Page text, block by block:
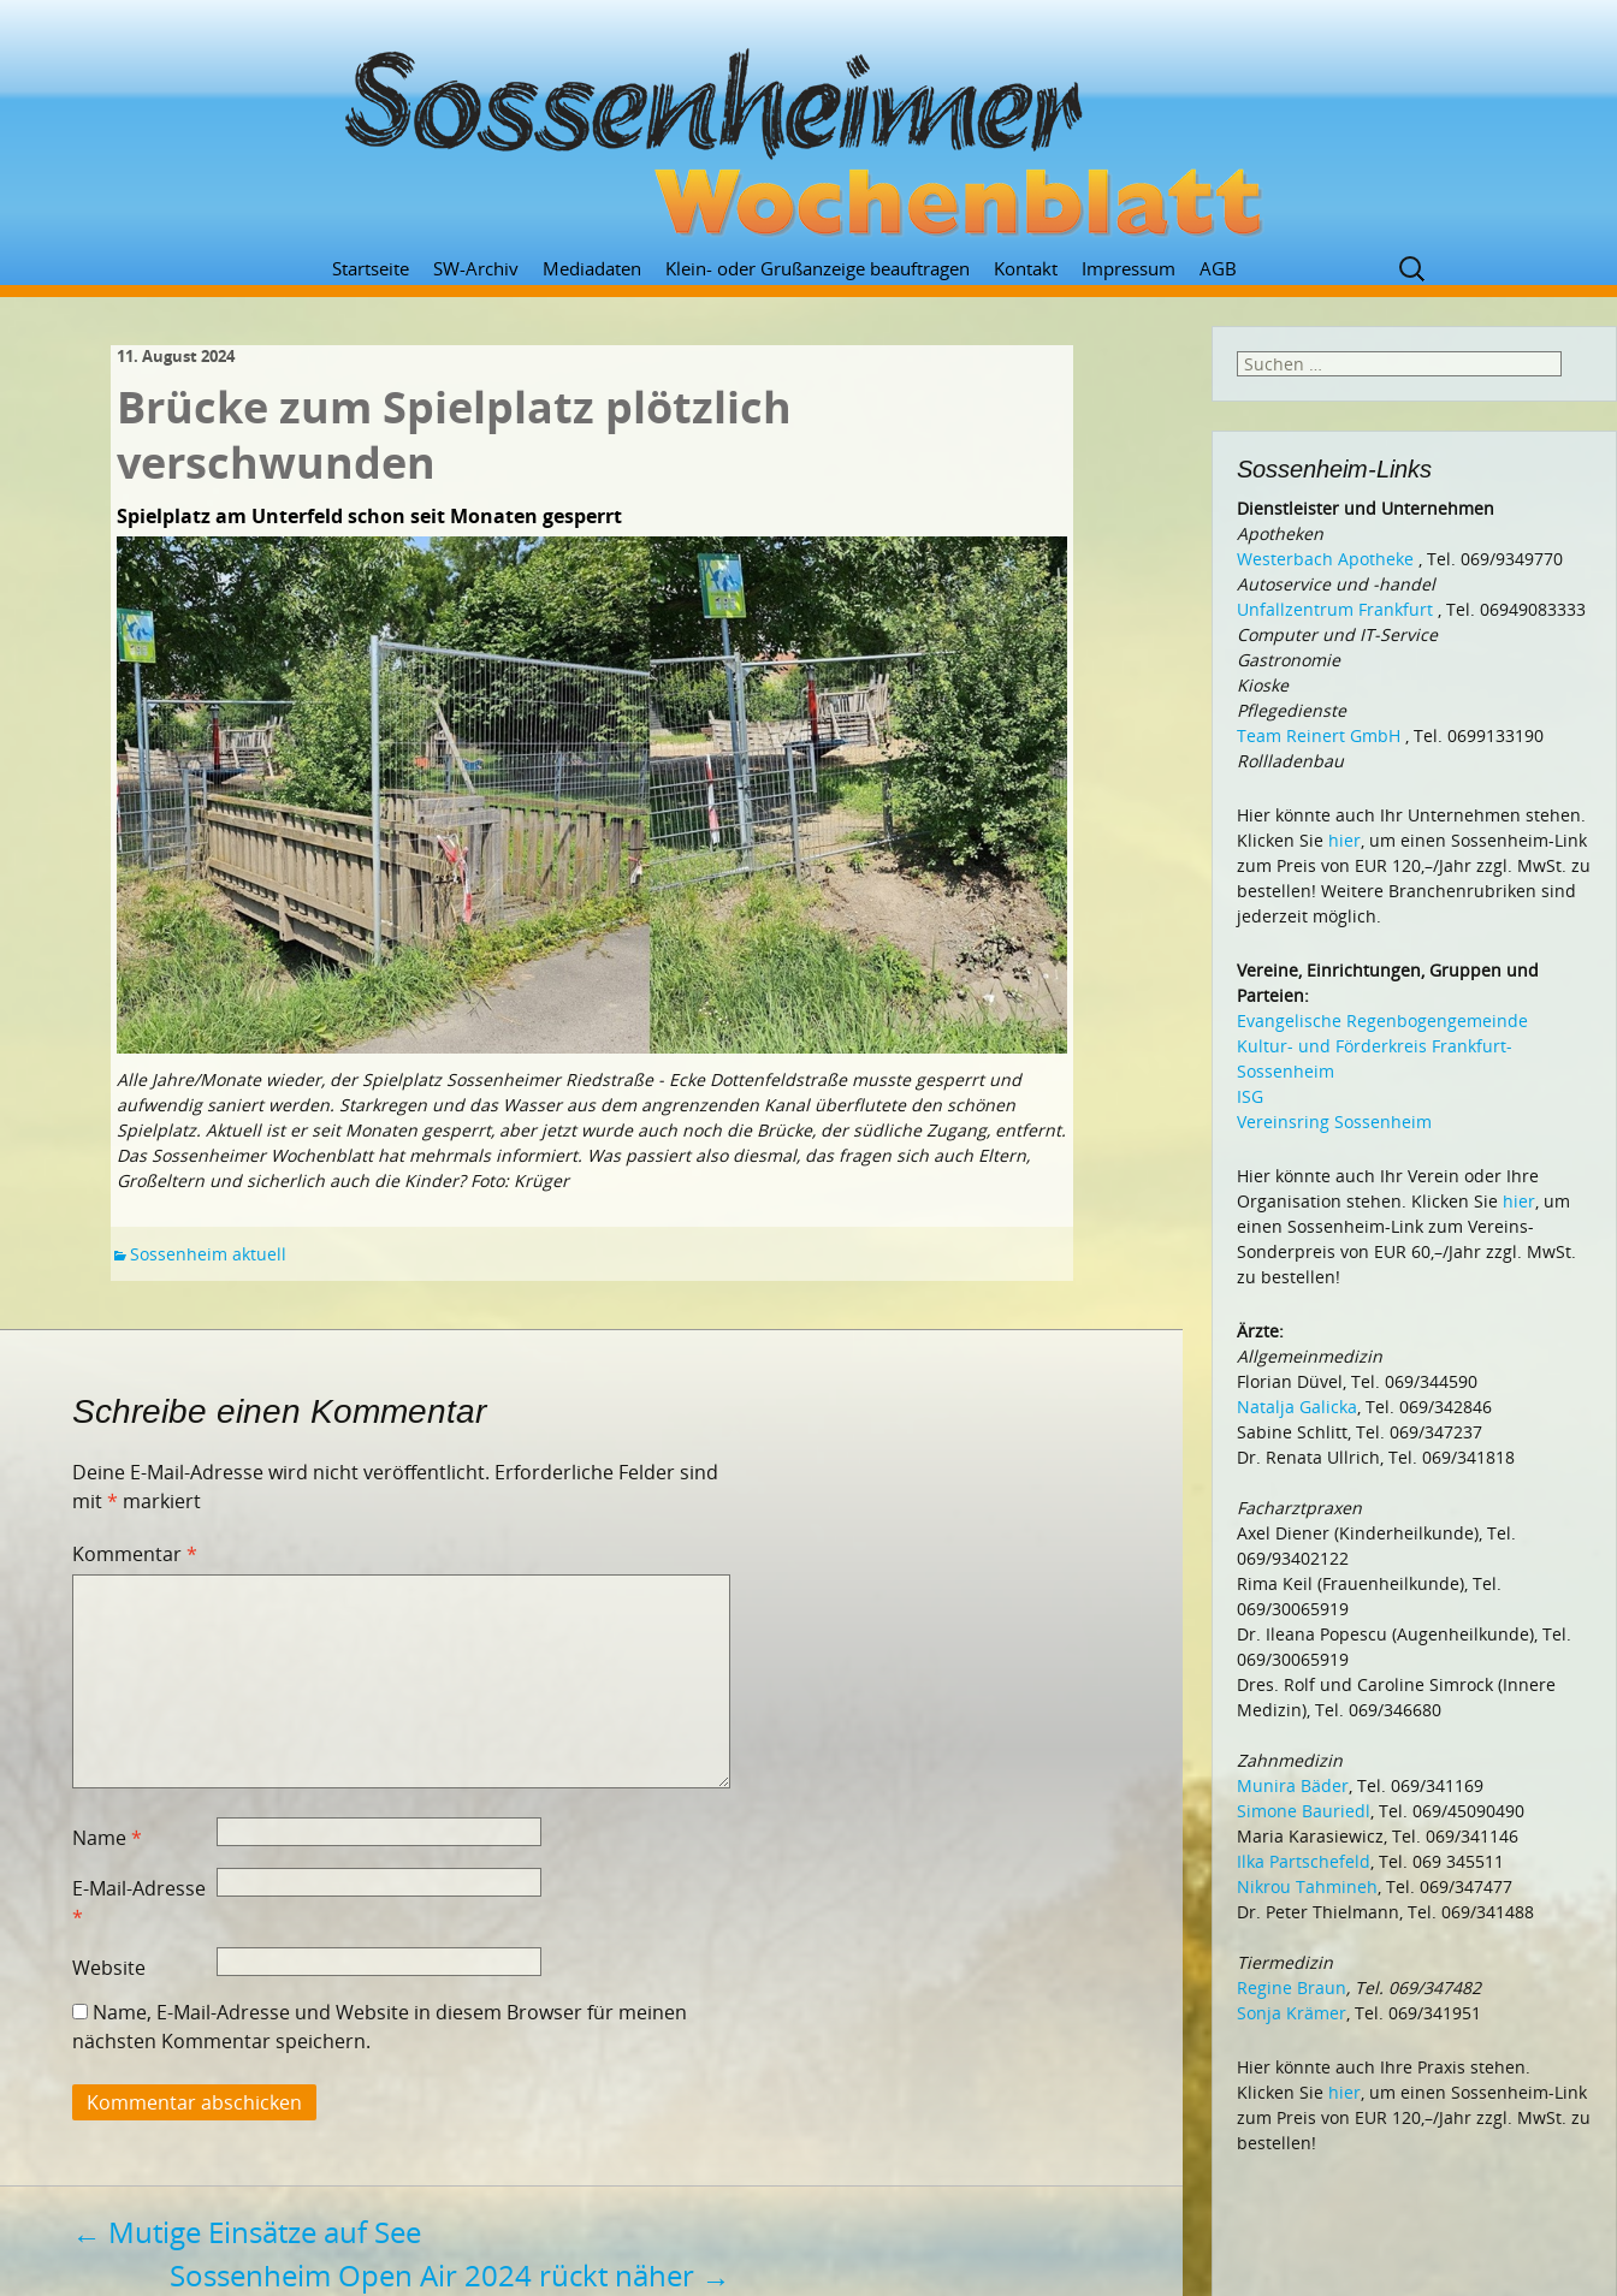
Zum
Inhalt
Startseite SW-Archiv Mediadaten Klein- oder Grußanzeige beauftragen Kontakt Impressum AGB
Suchen
nach:
11. August 2024
Brücke zum Spielplatz plötzlich
verschwunden
Spielplatz am Unterfeld schon seit Monaten gesperrt
Alle Jahre/Monate wieder, der Spielplatz Sossenheimer Riedstraße - Ecke Dottenfeldstraße musste gesperrt und
aufwendig saniert werden. Starkregen und das Wasser aus dem angrenzenden Kanal überflutete den schönen
Spielplatz. Aktuell ist er seit Monaten gesperrt, aber jetzt wurde auch noch die Brücke, der südliche Zugang, entfernt.
Das Sossenheimer Wochenblatt hat mehrmals informiert. Was passiert also diesmal, das fragen sich auch Eltern,
Großeltern und sicherlich auch die Kinder? Foto: Krüger
Sossenheim aktuell
Schreibe einen Kommentar
Deine E-Mail-Adresse wird nicht veröffentlicht. Erforderliche Felder sind
mit* markiert
Kommentar*
Name*
E-Mail-Adresse
*
Website
Name, E-Mail-Adresse und Website in diesem Browser für meinen
nächsten Kommentar speichern.
Beitragsnavigation
← Mutige Einsätze auf See
Sossenheim Open Air 2024 rückt näher →
Suchen
Sossenheim-Links
Dienstleister und Unternehmen
Apotheken
Westerbach Apotheke , Tel. 069/9349770
Autoservice und -handel
Unfallzentrum Frankfurt , Tel. 06949083333
Computer und IT-Service
Gastronomie
Kioske
Pflegedienste
Team Reinert GmbH , Tel. 0699133190
Rollladenbau
Hier könnte auch Ihr Unternehmen stehen.
Klicken Sie hier, um einen Sossenheim-Link
zum Preis von EUR 120,–/Jahr zzgl. MwSt. zu
bestellen! Weitere Branchenrubriken sind
jederzeit möglich.
Vereine, Einrichtungen, Gruppen und
Parteien:
Evangelische Regenbogengemeinde
Kultur- und Förderkreis Frankfurt-
Sossenheim
ISG
Vereinsring Sossenheim
Hier könnte auch Ihr Verein oder Ihre
Organisation stehen. Klicken Sie hier, um
einen Sossenheim-Link zum Vereins-
Sonderpreis von EUR 60,–/Jahr zzgl. MwSt.
zu bestellen!
Ärzte:
Allgemeinmedizin
Florian Düvel, Tel. 069/344590
Natalja Galicka, Tel. 069/342846
Sabine Schlitt, Tel. 069/347237
Dr. Renata Ullrich, Tel. 069/341818
Facharztpraxen
Axel Diener (Kinderheilkunde), Tel.
069/93402122
Rima Keil (Frauenheilkunde), Tel.
069/30065919
Dr. Ileana Popescu (Augenheilkunde), Tel.
069/30065919
Dres. Rolf und Caroline Simrock (Innere
Medizin), Tel. 069/346680
Zahnmedizin
Munira Bäder, Tel. 069/341169
Simone Bauriedl, Tel. 069/45090490
Maria Karasiewicz, Tel. 069/341146
Ilka Partschefeld, Tel. 069 345511
Nikrou Tahmineh, Tel. 069/347477
Dr. Peter Thielmann, Tel. 069/341488
Tiermedizin
Regine Braun, Tel. 069/347482
Sonja Krämer, Tel. 069/341951
Hier könnte auch Ihre Praxis stehen.
Klicken Sie hier, um einen Sossenheim-Link
zum Preis von EUR 120,–/Jahr zzgl. MwSt. zu
bestellen!